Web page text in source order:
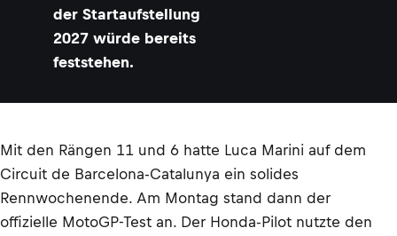
der Startaufstellung
2027 würde bereits
feststehen.
Mit den Rängen 11 und 6 hatte Luca Marini auf dem
Circuit de Barcelona-Catalunya ein solides
Rennwochenende. Am Montag stand dann der
offizielle MotoGP-Test an. Der Honda-Pilot nutzte den